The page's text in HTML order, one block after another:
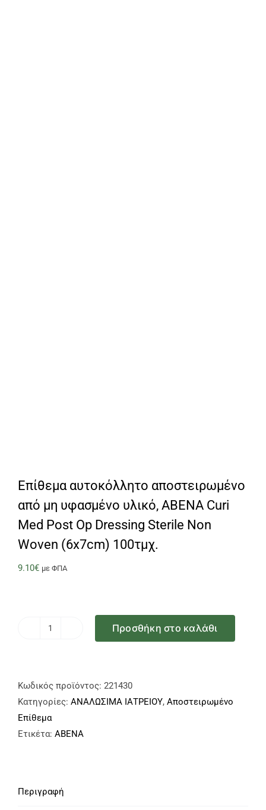
Επίθεμα αυτοκόλλητο αποστειρωμένο
από μη υφασμένο υλικό, ABENA Curi
Med Post Op Dressing Sterile Non
Woven (6x7cm) 100τμχ.
9.10€ με ΦΠΑ
από
μη
υφασμένο
υλικό,
Post
Προσθήκη στο καλάθι
Κωδικός προϊόντος: 221430
Κατηγορίες: ΑΝΑΛΩΣΙΜΑ ΙΑΤΡΕΙΟΥ, Αποστειρωμένο
Επίθεμα
Ετικέτα: ABENA
Περιγραφή